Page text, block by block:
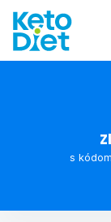
s kódom